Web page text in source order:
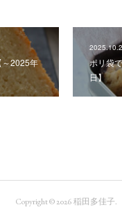
～2025年
ポリ袋
日】
Copyright ©2026稲田多佳子.